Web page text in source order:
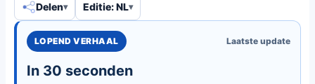
Delen Editie: NL
LOPEND VERHAAL Laatste update
In 30 seconden